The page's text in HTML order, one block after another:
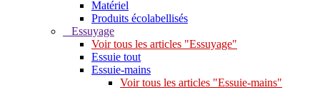
Matériel
Produits écolabellisés
Essuyage
Voir tous les articles "Essuyage"
Essuie tout
Essuie-mains
Voir tous les articles "Essuie-mains"